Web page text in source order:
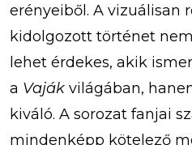
erényeiből. A vizuálisan
kidolgozott történet
lehet érdekes, akik
a Vaják világában,
kiváló. A sorozat fanjai
mindenképp kötelező